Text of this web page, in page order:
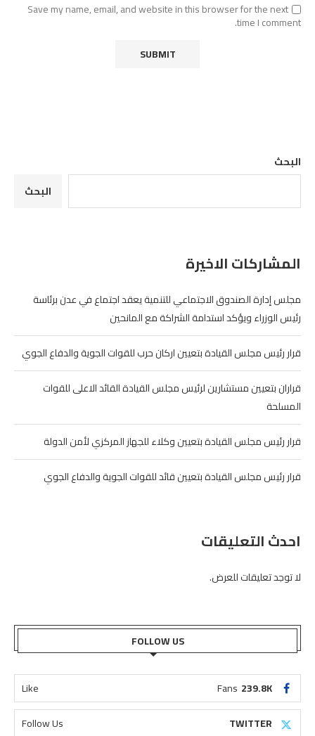
Save my name, email, and website in this browser for the next
time I comment.
البحث
البحث
المشاركات الاخيرة
مجلس إدارة الصندوق الاجتماعي للتنمية يعقد اجتماع في عدن برئاسة
رئيس الوزراء ويؤكد استدامة الشراكة مع المانحين
قرار رئيس مجلس القيادة بتعيين اركان حرب للقوات الجوية والدفاع الجوي
قراران بتعيين مستشارين لرئيس مجلس القيادة القائد الاعلى للقوات
المسلحة
قرار رئيس مجلس القيادة بتعيين وكلاء للجهاز المركزي لأمن الدولة
قرار رئيس مجلس القيادة بتعيين قائد للقوات الجوية والدفاع الجوي
احدث التعليقات
لا توجد تعليقات للعرض.
FOLLOW US
239.8K
Fans
Like
TWITTER
Follow Us